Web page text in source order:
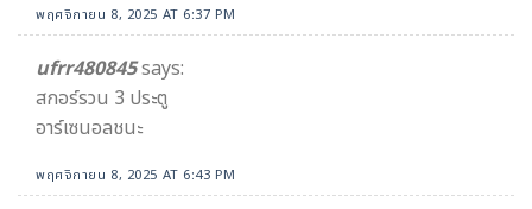
พฤศจิกายน 8, 2025 AT 6:37 PM
ufrr480845says:
สกอร์รวน 3 ประตู
อาร์เซนอลชนะ
พฤศจิกายน 8, 2025 AT 6:43 PM